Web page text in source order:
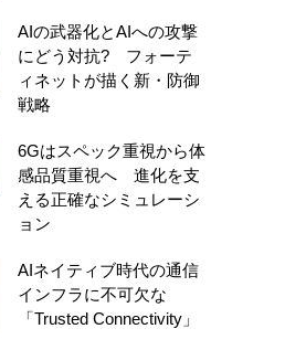
AIの武器化とAIへの攻撃
にどう対抗? フォーテ
ィネットが描く新・防御
戦略
6Gはスペック重視から体
感品質重視へ 進化を支
える正確なシミュレーシ
ョン
AIネイティブ時代の通信
インフラに不可欠な
「Trusted Connectivity」